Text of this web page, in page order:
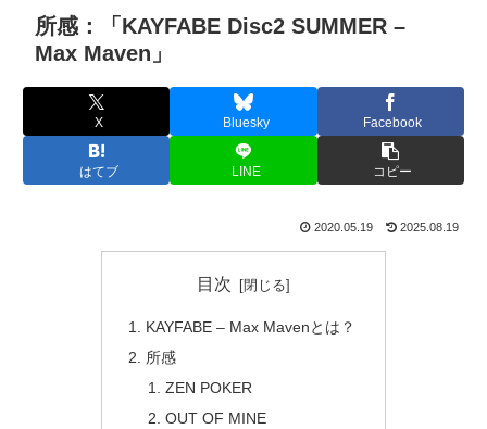
所感：「KAYFABE Disc2 SUMMER –
Max Maven」
X Bluesky Facebook
はてブ LINE コピー
2020.05.19 2025.08.19
目次
KAYFABE – Max Mavenとは？
所感
ZEN POKER
OUT OF MINE